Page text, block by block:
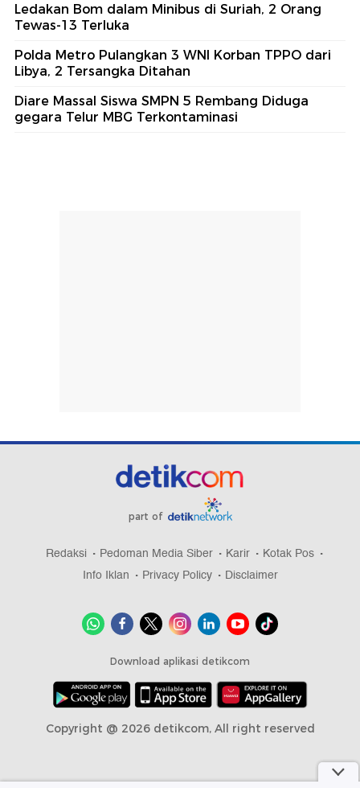
Ledakan Bom dalam Minibus di Suriah, 2 Orang
Tewas-13 Terluka
Polda Metro Pulangkan 3 WNI Korban TPPO dari
Libya, 2 Tersangka Ditahan
Diare Massal Siswa SMPN 5 Rembang Diduga
gegara Telur MBG Terkontaminasi
part of
Redaksi Pedoman Media Siber Karir
Kotak Pos
Info Iklan
Privacy Policy Disclaimer
Download aplikasi detikcom
Copyright @ 2026 detikcom, All right reserved